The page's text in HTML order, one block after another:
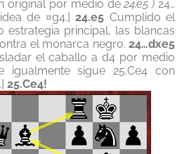
original por medio de24.e5 )24…
de ¤g4.]24.e5 Cumplido el
estrategia principal, las blancas
el monarca negro.24…dxe5
el caballo a d4 por medio
igualmente sigue 25.Ce4 con
25.Ce4!